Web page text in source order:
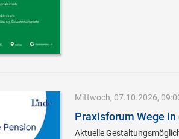
Mittwoch, 07.10.2026,
Praxisforum Wege
Aktuelle